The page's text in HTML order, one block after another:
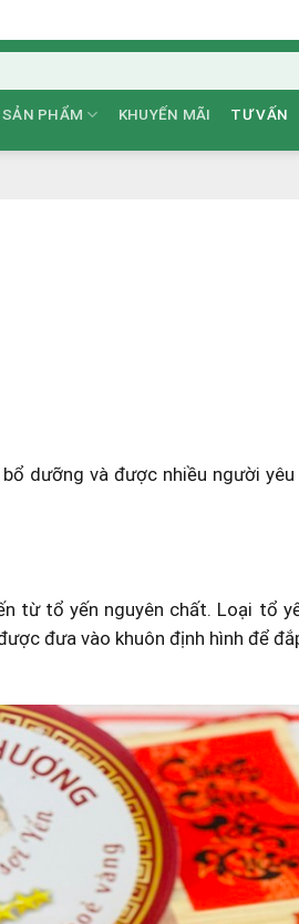
SẢN PHẨM KHUYẾN MÃI TƯ VẤN
dưỡng và được nhiều người
từ tổ yến nguyên chất. Loại tổ
đưa vào khuôn định hình để